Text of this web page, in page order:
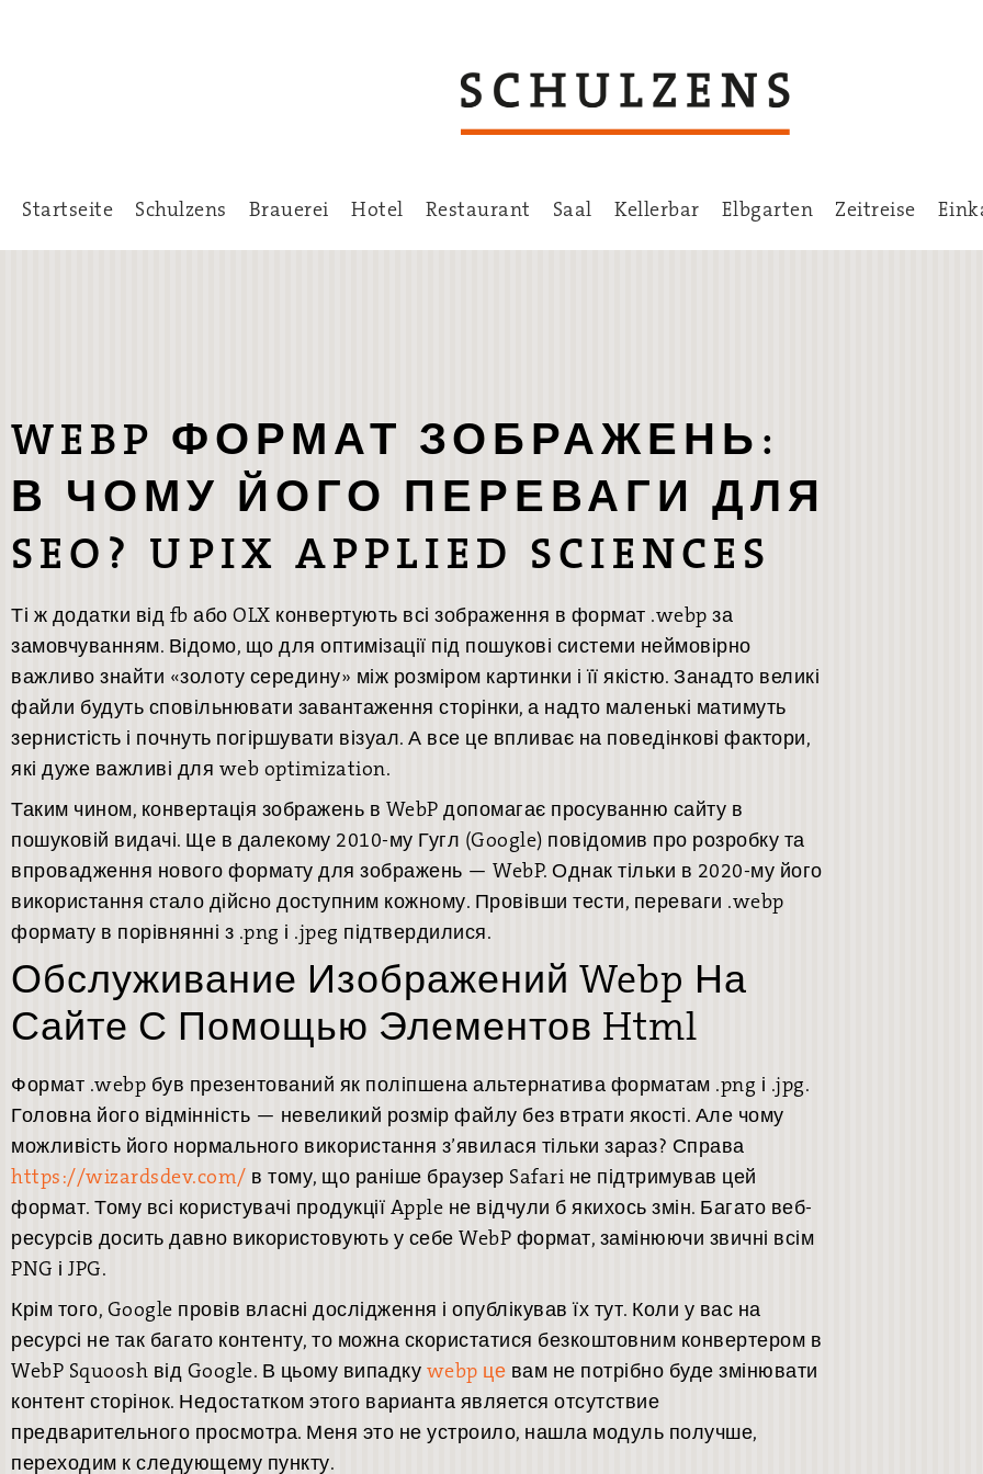
Startseite Schulzens Brauerei Hotel Restaurant Saal Kellerbar Elbgarten Zeitreise
WEBP ФОРМАТ ЗОБРАЖЕНЬ:
В ЧОМУ ЙОГО ПЕРЕВАГИ ДЛЯ
SEO? UPIX APPLIED SCIENCES
Ті ж додатки від fb або OLX конвертують всі зображення в формат .webp за
замовчуванням. Відомо, що для оптимізації під пошукові системи неймовірно
важливо знайти «золоту середину» між розміром картинки і її якістю. Занадто великі
файли будуть сповільнювати завантаження сторінки, а надто маленькі матимуть
зернистість і почнуть погіршувати візуал. А все це впливає на поведінкові фактори,
які дуже важливі для web optimization.
Таким чином, конвертація зображень в WebP допомагає просуванню сайту в
пошуковій видачі. Ще в далекому 2010-му Гугл (Google) повідомив про розробку та
впровадження нового формату для зображень — WebP. Однак тільки в 2020-му його
використання стало дійсно доступним кожному. Провівши тести, переваги .webp
формату в порівнянні з .png і .jpeg підтвердилися.
Обслуживание Изображений Webp На
Сайте С Помощью Элементов Html
Формат .webp був презентований як поліпшена альтернатива форматам .png і .jpg.
Головна його відмінність — невеликий розмір файлу без втрати якості. Але чому
можливість його нормального використання з’явилася тільки зараз? Справа
https://wizardsdev.com/ в тому, що раніше браузер Safari не підтримував цей
формат. Тому всі користувачі продукції Apple не відчули б якихось змін. Багато веб-
ресурсів досить давно використовують у себе WebP формат, замінюючи звичні всім
PNG і JPG.
Крім того, Google провів власні дослідження і опублікував їх тут. Коли у вас на
ресурсі не так багато контенту, то можна скористатися безкоштовним конвертером в
WebP Squoosh від Google. В цьому випадку webp це вам не потрібно буде змінювати
контент сторінок. Недостатком этого варианта является отсутствие
предварительного просмотра. Меня это не устроило, нашла модуль получше,
переходим к следующему пункту.